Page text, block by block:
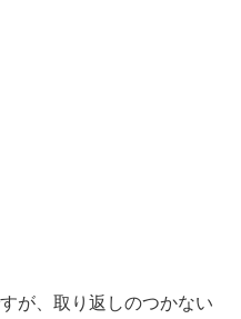
が、取り返しのつかない